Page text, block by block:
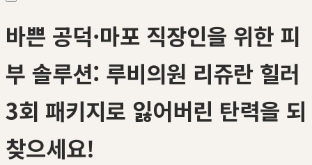
바쁜 공덕·마포 직장인을 위한 피
부 솔루션: 루비의원 리쥬란 힐러
3회 패키지로 잃어버린 탄력을 되
찾으세요!